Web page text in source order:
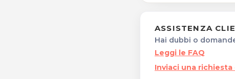
ASSISTENZA
Hai dubbi o
Leggi le FAQ
Inviaci una